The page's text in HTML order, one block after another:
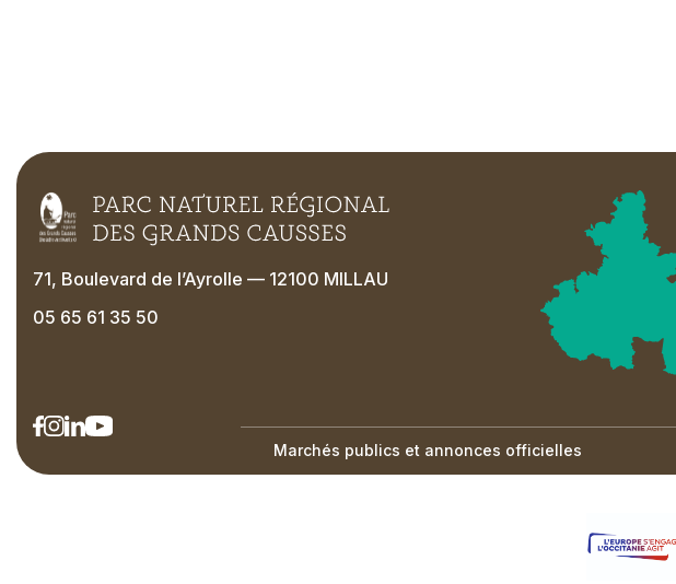
71, Boulevard de l’Ayrolle — 12100 MILLAU
05 65 61 35 50
Right
Marchés publics et annonces officielles